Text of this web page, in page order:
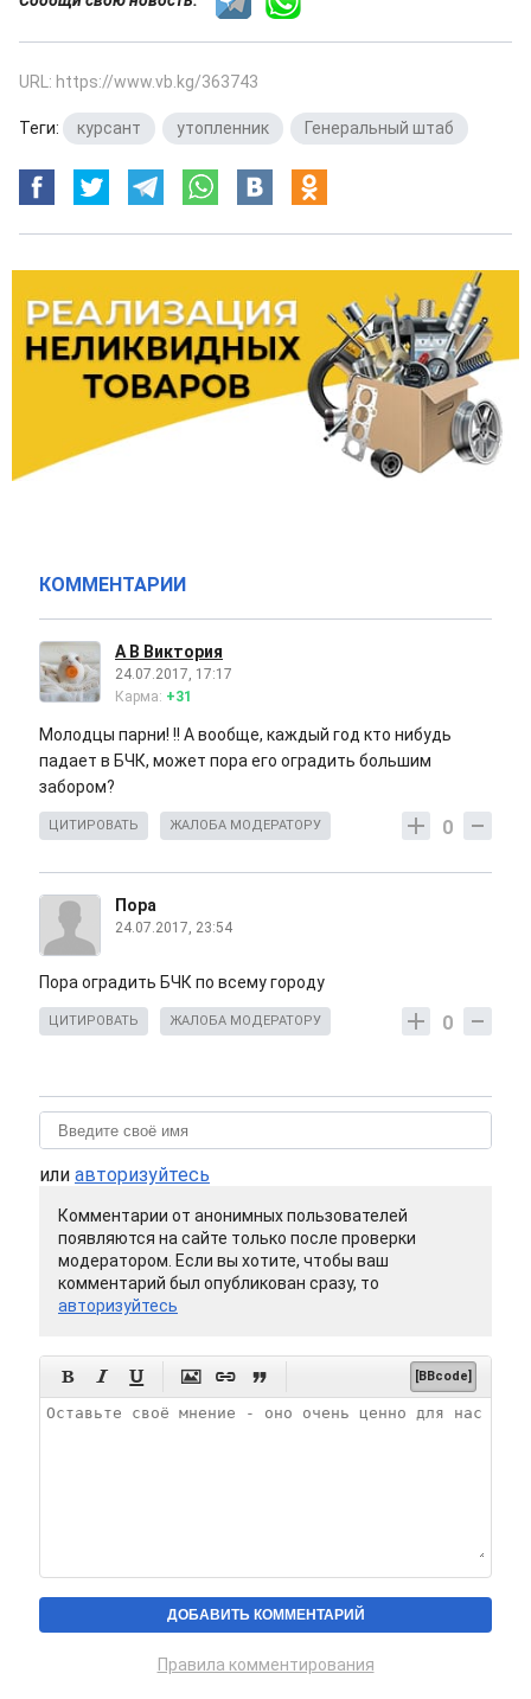
URL: https://www.vb.kg/363743
Теги: курсант утопленник Генеральный штаб
КОММЕНТАРИИ
А В Виктория
24.07.2017, 17:17
Карма: +31
Молодцы парни! !! А вообще, каждый год кто нибудь
падает в БЧК, может пора его оградить большим
забором?
0
ЦИТИРОВАТЬ ЖАЛОБА МОДЕРАТОРУ
Пора
24.07.2017, 23:54
Пора оградить БЧК по всему городу
0
ЦИТИРОВАТЬ ЖАЛОБА МОДЕРАТОРУ
или авторизуйтесь
Комментарии от анонимных пользователей
появляются на сайте только после проверки
модератором. Если вы хотите, чтобы ваш
комментарий был опубликован сразу, то
авторизуйтесь
      [BBcode]
Правила комментирования